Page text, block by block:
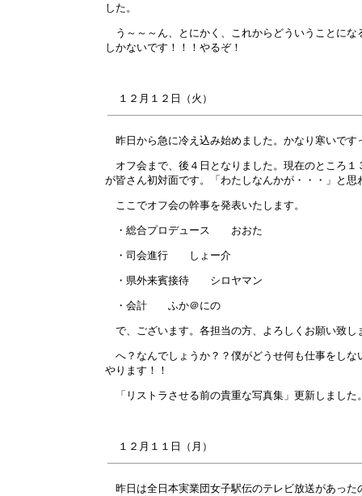
した。
う～～～ん、とにかく、これからどういうことにな
しかないです！！！やるぞ！
１２月 １２ 日（火）
昨日から急に冷え込み始めました。かなり寒いです
オフ会まで、後４日となりました。現在のところ１
が皆さん初対面です。「わたしなんかが・・・」と
ここでオフ会の幹事を発表いたします。
・総合プロデュース おおた
・司会進行 しょー介
・県外来賓接待 シロヤマン
・会計 ふか＠にの
で、ございます。各担当の方、よろしくお願い致し
へ？なんでしょうか？？僕がどうせ何も仕事をしな
やります！！
「リストラさせる前の貴重な写真集」更新しました
１２月 １１ 日（月）
昨日は全日本実業団女子駅伝のテレビ放送があった